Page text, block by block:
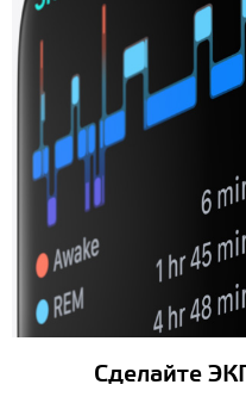
Сделайте